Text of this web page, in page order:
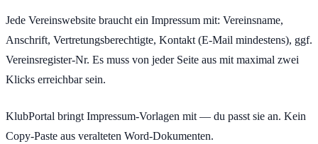
Jede Vereinswebsite braucht ein Impressum mit: Vereinsname,
Anschrift, Vertretungsberechtigte, Kontakt (E-Mail mindestens), ggf.
Vereinsregister-Nr. Es muss von jeder Seite aus mit maximal zwei
Klicks erreichbar sein.
KlubPortal bringt Impressum-Vorlagen mit — du passt sie an. Kein
Copy-Paste aus veralteten Word-Dokumenten.